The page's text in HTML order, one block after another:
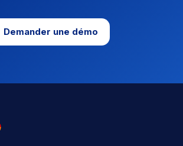
Demander une démo